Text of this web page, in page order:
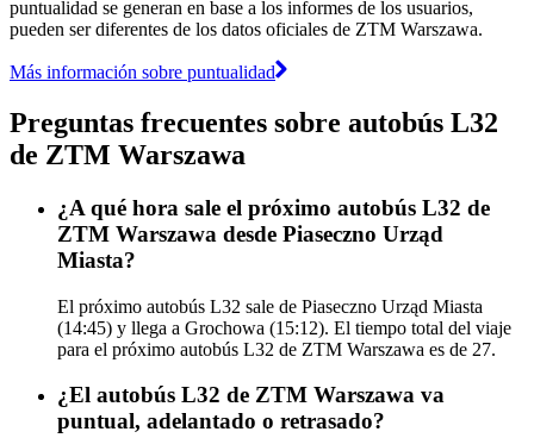
puntualidad se generan en base a los informes de los usuarios,
pueden ser diferentes de los datos oficiales de ZTM Warszawa.
Más información sobre puntualidad
Preguntas frecuentes sobre autobús L32
de ZTM Warszawa
¿A qué hora sale el próximo autobús L32 de
ZTM Warszawa desde Piaseczno Urząd
Miasta?
El próximo autobús L32 sale de Piaseczno Urząd Miasta
(14:45) y llega a Grochowa (15:12). El tiempo total del viaje
para el próximo autobús L32 de ZTM Warszawa es de 27.
¿El autobús L32 de ZTM Warszawa va
puntual, adelantado o retrasado?